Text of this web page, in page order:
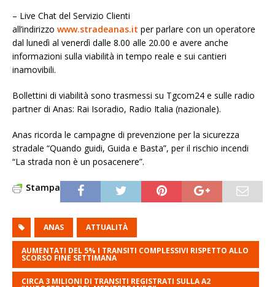
– Live Chat del Servizio Clienti
all’indirizzo www.stradeanas.it per parlare con un operatore
dal lunedì al venerdì dalle 8.00 alle 20.00 e avere anche
informazioni sulla viabilità in tempo reale e sui cantieri
inamovibili.
Bollettini di viabilità sono trasmessi su Tgcom24 e sulle radio
partner di Anas: Rai Isoradio, Radio Italia (nazionale).
Anas ricorda le campagne di prevenzione per la sicurezza
stradale “Quando guidi, Guida e Basta”, per il rischio incendi
“La strada non è un posacenere”.
Stampa
ANAS ATTUALITÀ
AUMENTATI DEL 5% I TRANSITI COMPLESSIVI RISPETTO ALLO
SCORSO FINE SETTIMANA
CIRCA 3 MILIONI DI TRANSITI REGISTRATI SULLA A2